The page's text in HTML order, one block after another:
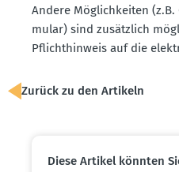
Andere Möglich­keiten
mular) sind zusätzlich
Pflicht­hinweis auf die
Zurück zu den Artikeln
Diese Artikel könnten